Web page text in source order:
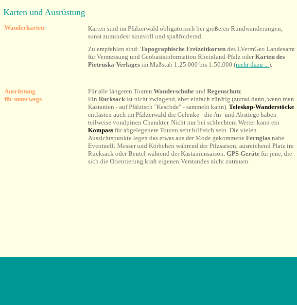
Karten und Ausrüstung
Wanderkarten
Karten sind im Pfälzerwald obligatorisch bei größeren Rundwanderungen,
sonst zumindest sinnvoll und spaßfördernd.
Zu empfehlen sind: Topographische Freizeitkarten des LVermGeo Landesamt
für Vermessung und Geobasisinformation Rheinland-Pfalz oderKarten des
Pietruska-Verlages im Maßstab 1:25.000 bis 1:50.000 (mehr dazu ...).
Ausrüstung
für unterwegs
Für alle längeren Touren Wanderschuhe und Regenschutz.
Ein Rucksack ist nicht zwingend, aber einfach zünftig (zumal dann, wenn man
Kastanien - auf Pfälzisch "Keschde" - sammeln kann). Teleskop-Wanderstöcke
entlasten auch im Pfälzerwald die Gelenke - die An- und Abstiege haben
teilweise voralpinen Charakter. Nicht nur bei schlechtem Wetter kann ein
Kompass für abgelegenere Touren sehr hilfreich sein. Die vielen
Aussichtspunkte legen das etwas aus der Mode gekommene Fernglas nahe.
Eventuell: Messer und Körbchen während der Pilzsaison, ausreichend Platz im
Rucksack oder Beutel während der Kastaniensaison. GPS-Geräte für jene, die
sich die Orientierung kraft eigenen Verstandes nicht zutrauen.